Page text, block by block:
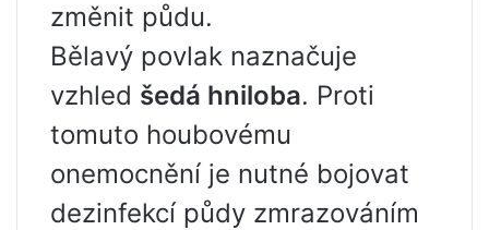
změnit půdu.
Bělavý povlak naznačuje
vzhled šedá hniloba. Proti
tomuto houbovému
onemocnění je nutné bojovat
dezinfekcí půdy zmrazováním